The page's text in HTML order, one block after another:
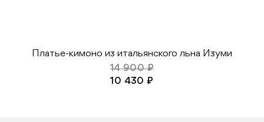
Платье-кимоно из итальянского льна Изуми
14 900 ₽
10 430 ₽